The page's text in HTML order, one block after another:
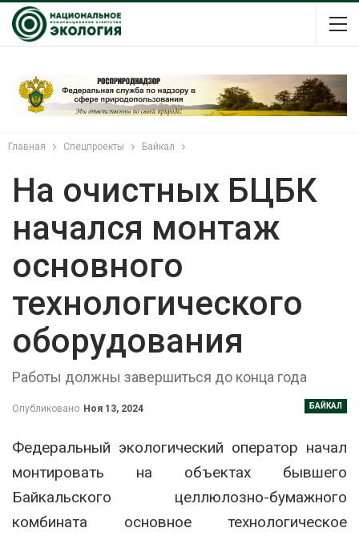
Главная Спецпроекты Байкал
На очистных БЦБК
начался монтаж
основного
технологического
оборудования
Работы должны завершиться до конца года
БАЙКАЛ
Опубликовано Ноя 13, 2024
Федеральный экологический оператор начал
монтировать на объектах бывшего
Байкальского целлюлозно-бумажного
комбината основное технологическое